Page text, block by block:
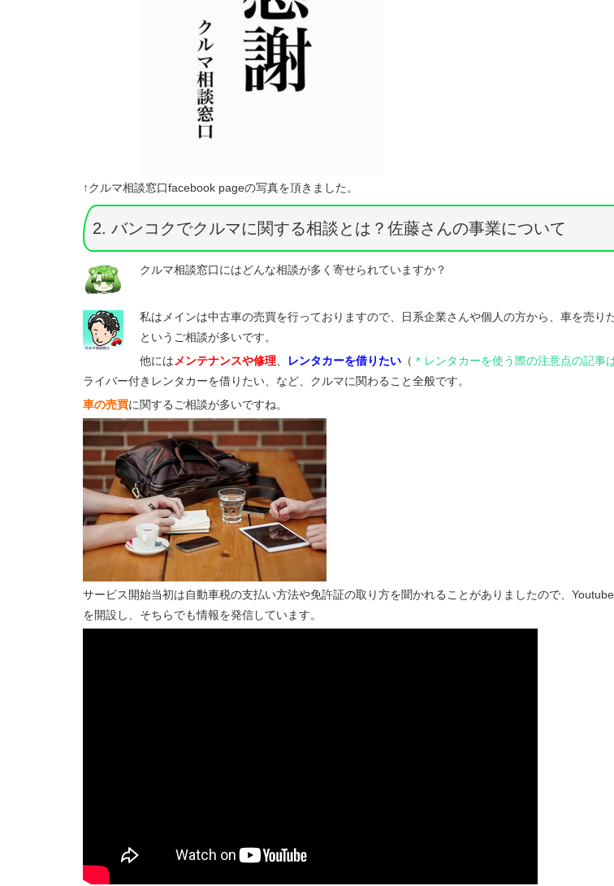
↑クルマ相談窓口facebook pageの写真を頂きました。
2. バンコクでクルマに関する相談とは？佐藤さんの事業について
クルマ相談窓口にはどんな相談が多く寄せられていますか？
私はメインは中古車の売買を行っておりますので、日系企業さんや個人の方から、車を売り
というご相談が多いです。
他には メンテナンスや修理 レンタカーを借りたい （ ＊レンタカーを使う際の注意点の記事
ライバー付きレンタカーを借りたい、など、クルマに関わること全般です。
車の売買に関するご相談が多いですね。
サービス開始当初は自動車税の支払い方法や免許証の取り方を聞かれることがありましたので、
を開設し、そちらでも情報を発信しています。